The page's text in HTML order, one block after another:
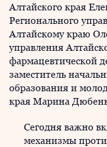
Алтайского края
Регионального
Алтайскому краю
управления
фармацевтической
заместитель
образования и
края Марина
Сегодня важно
механизмы